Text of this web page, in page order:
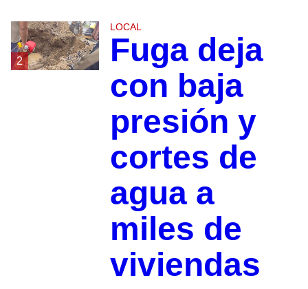
2
LOCAL
Fuga deja
con baja
presión y
cortes de
agua a
miles de
viviendas